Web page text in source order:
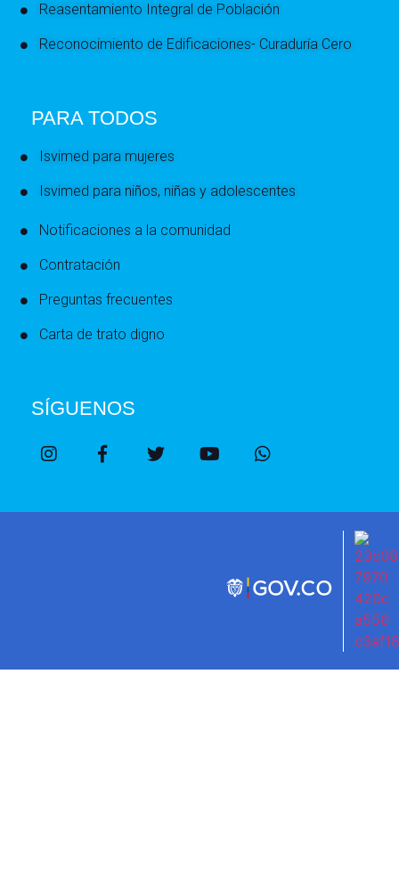
Reasentamiento Integral de Población
Reconocimiento de Edificaciones- Curaduría Cero
PARA TODOS
Isvimed para mujeres
Isvimed para niños, niñas y adolescentes
Notificaciones a la comunidad
Contratación
Preguntas frecuentes
Carta de trato digno
SÍGUENOS